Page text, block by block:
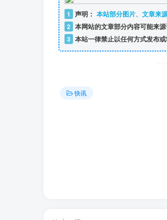
1 声明： 本站部分图片、文章来
2 本网站的文章部分内容可能来
3 本站一律禁止以任何方式发布
快讯